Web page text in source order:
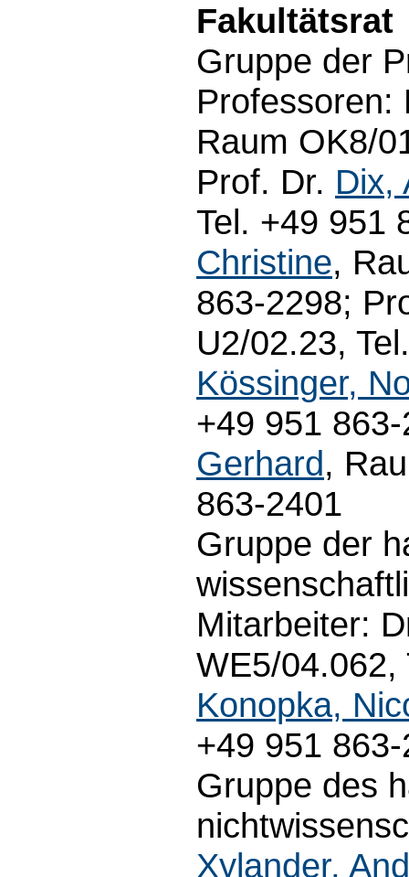
Fakultätsrat
Gruppe der
Raum OK8/
Prof. Dr. Dix,
Tel. +49 951
Christine,
863-2298;
U2/02.23,
Kössinger,
+49 951
Gerhard,
863-2401
Gruppe der
Mitarbeiter:
WE5/04.062,
Konopka,
+49 951
Gruppe des
Xylander,